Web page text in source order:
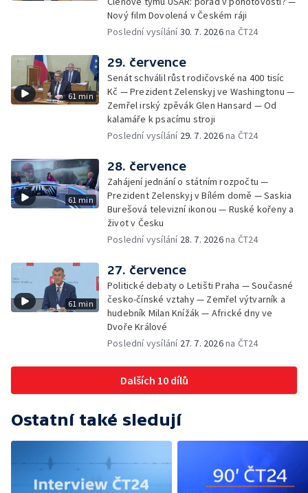
Nový film Dovolená v Českém ráji
Poslední vysílání30. 7. 2026na ČT24
61 min
29. července
Senát schválil růst rodičovské na 400 tisíc
Kč — Prezident Zelenskyj ve Washingtonu —
Zemřel irský zpěvák Glen Hansard — Od
kalamáře k psacímu stroji
Poslední vysílání 29. 7. 2026na ČT24
61 min
28. července
Zahájení jednání o státním rozpočtu —
Prezident Zelenskyj v Bílém domě — Saskia
Burešová televizní ikonou — Ruské kořeny a
život v Česku
Poslední vysílání 28. 7. 2026na ČT24
61 min
27. července
Politické debaty o Letišti Praha — Současné
česko-čínské vztahy — Zemřel výtvarník a
hudebník Milan Knížák — Africké dny ve
Dvoře Králové
Poslední vysílání 27. 7. 2026na ČT24
Dalších 10 dílů
Ostatní také sledují